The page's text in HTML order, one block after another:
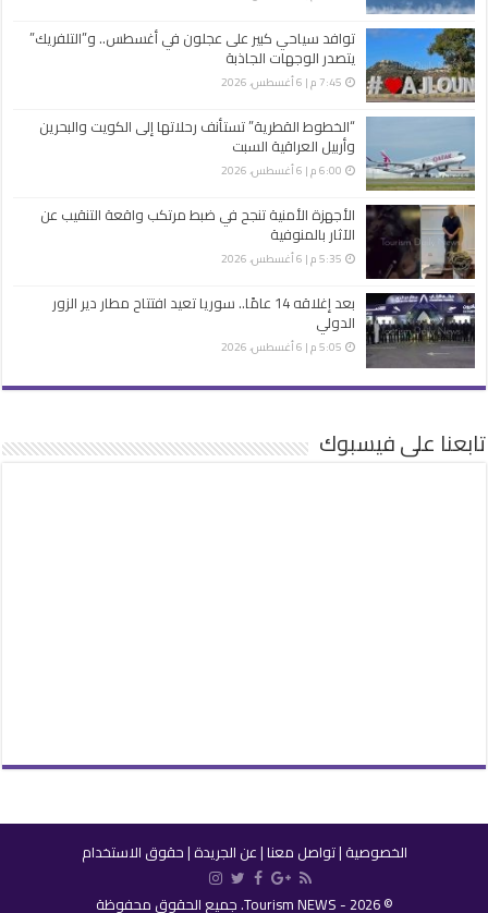
توافد سياحي كبير على عجلون في أغسطس.. و”التلفريك”
يتصدر الوجهات الجاذبة
7:45 م | 6 أغسطس، 2026
“الخطوط القطرية” تستأنف رحلاتها إلى الكويت والبحرين
وأربيل العراقية السبت
6:00 م | 6 أغسطس، 2026
الأجهزة الأمنية تنجح في ضبط مرتكب واقعة التنقيب عن
الآثار بالمنوفية
5:35 م | 6 أغسطس، 2026
بعد إغلاقه 14 عامًا.. سوريا تعيد افتتاح مطار دير الزور
الدولي
5:05 م | 6 أغسطس، 2026
تابعنا على فيسبوك
الخصوصية |تواصل معنا |عن الجريدة |حقوق الاستخدام
© 2026 - Tourism NEWS. جميع الحقوق محفوظة